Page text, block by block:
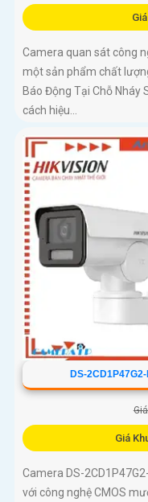
Camera quan sát công
một sản phẩm chất
Báo Động Tại Chỗ
cách hiệu...
DS-
Giá
Camera DS-
với công nghệ CMOS